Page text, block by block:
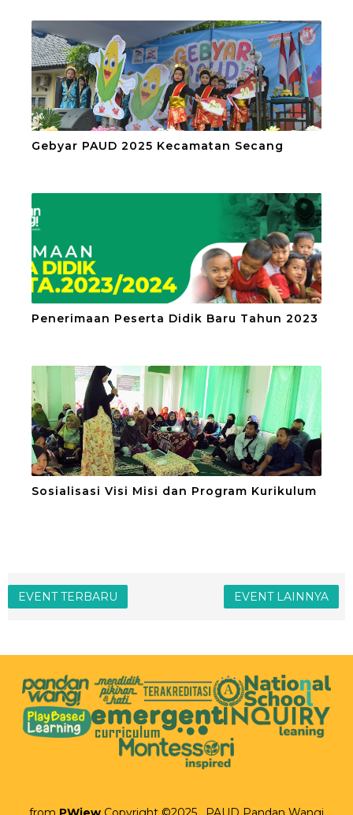
Gebyar PAUD 2025 Kecamatan Secang
Penerimaan Peserta Didik Baru Tahun 2023
Sosialisasi Visi Misi dan Program Kurikulum
EVENT TERBARU EVENT LAINNYA